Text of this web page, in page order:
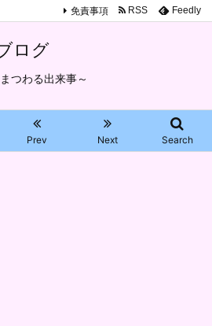
ログ
つわる出来事～
Prev Next Search
免責事項 RSS Feedly